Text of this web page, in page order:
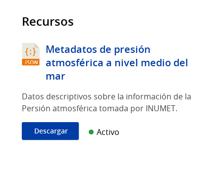
Recursos
Metadatos de presión
atmosférica a nivel medio del
mar
Datos descriptivos sobre la información de la
Persión atmosférica tomada por INUMET.
Descargar Activo